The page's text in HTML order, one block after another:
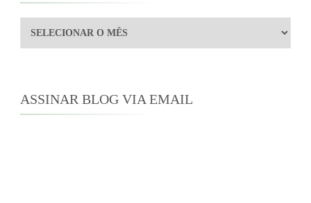
Arquivos
ASSINAR BLOG VIA EMAIL